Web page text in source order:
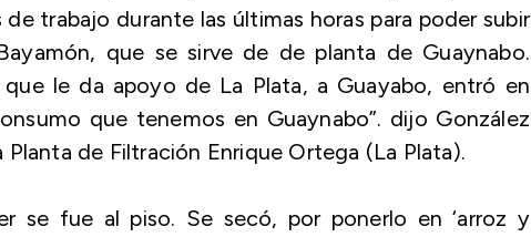
trabajo durante las últimas horas para poder subir
que se sirve de de planta de Guaynabo.
le da apoyo de La Plata, a Guayabo, entró en
que tenemos en Guaynabo”. dijo González
de Filtración Enrique Ortega (La Plata).
se fue al piso. Se secó, por ponerlo en ‘arroz y